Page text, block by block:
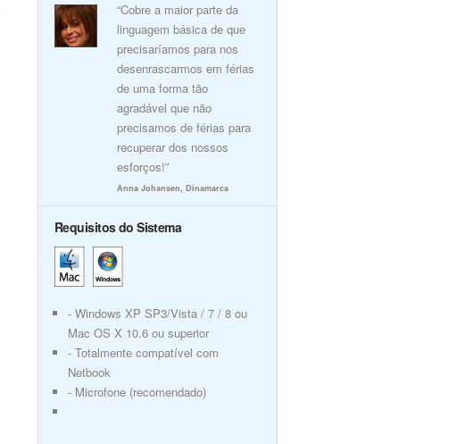
“Cobre a maior parte da
linguagem básica de que
precisaríamos para nos
desenrascarmos em férias
de uma forma tão
agradável que não
precisamos de férias para
recuperar dos nossos
esforços!”
Anna Johansen, Dinamarca
Requisitos do Sistema
- Windows XP SP3/Vista / 7 / 8 ou
Mac OS X 10.6 ou superior
- Totalmente compatível com
Netbook
- Microfone (recomendado)